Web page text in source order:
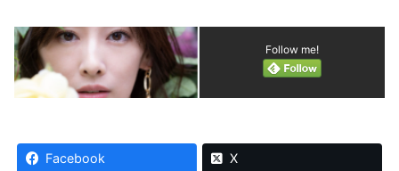
Follow me!
Facebook X